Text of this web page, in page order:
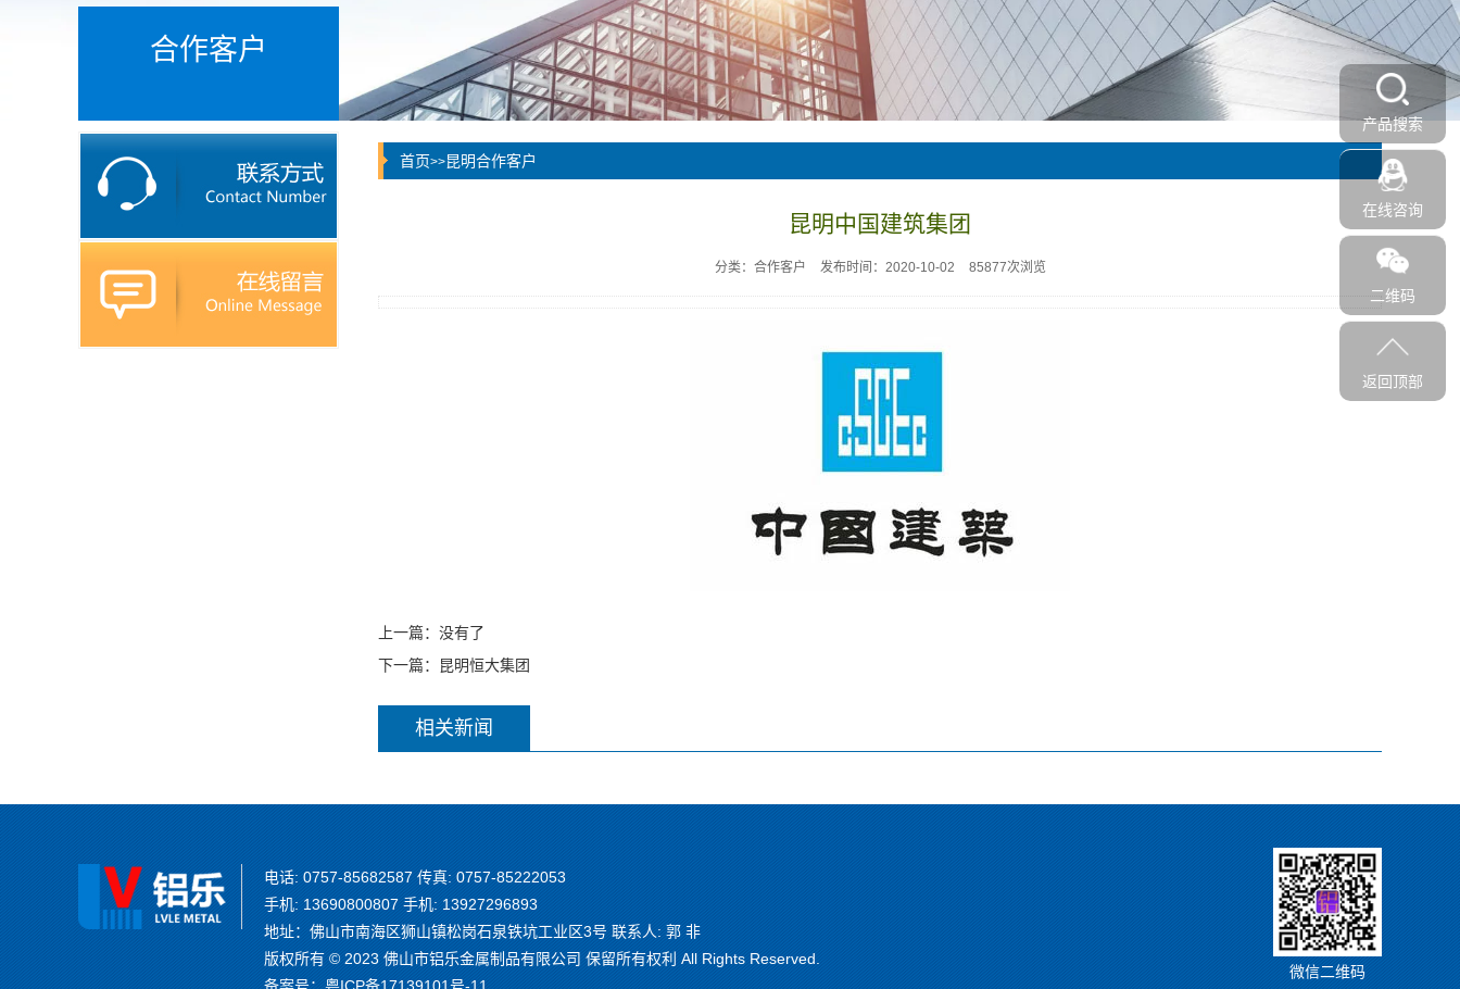
合作客户
首页>>昆明合作客户
昆明中国建筑集团
分类：合作客户 发布时间：2020-10-02 85877次浏览
上一篇：没有了
下一篇：
昆明恒大集团
相关新闻
电话: 0757-85682587 传真: 0757-85222053
手机: 13690800807 手机: 13927296893
地址：佛山市南海区狮山镇松岗石泉铁坑工业区3号 联系人: 郭 非
版权所有 © 2023 佛山市铝乐金属制品有限公司 保留所有权利 All Rights Reserved.
微信二维码
产品搜索
在线咨询
二维码
返回顶部